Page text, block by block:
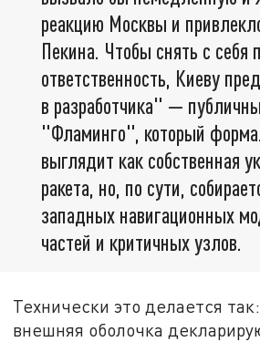
реакцию Москвы и
Пекина. Чтобы снять с себя
ответственность, Киеву
в разработчика" —
"Фламинго", который
выглядит как собственная
ракета, но, по сути,
западных навигационных
частей и критичных узлов.
Технически это делается
внешняя оболочка